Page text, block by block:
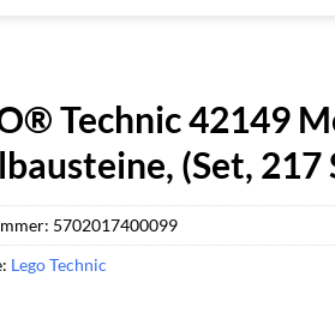
Technic 42149
(Set, 217
5702017400099
Lego Technic